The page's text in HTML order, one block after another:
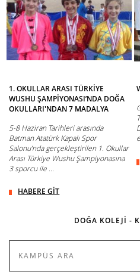
1. OKULLAR ARASI TÜRKİYE
WUSHU ŞAMPİYONASI’NDA DOĞA
OKULLARI'NDAN 7 MADALYA
5-8 Haziran Tarihleri arasında
Batman Atatürk Kapalı Spor
Salonu’nda gerçekleştirilen 1. Okullar
Arası Türkiye Wushu Şampiyonasına
3 sporcu ile ...
HABERE GİT
DOĞA KOLEJİ -